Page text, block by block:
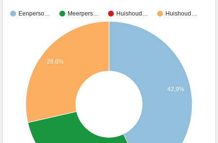
Eenperso… Meerpers… Huishoud… Huishoud…
42,9%
28,6%